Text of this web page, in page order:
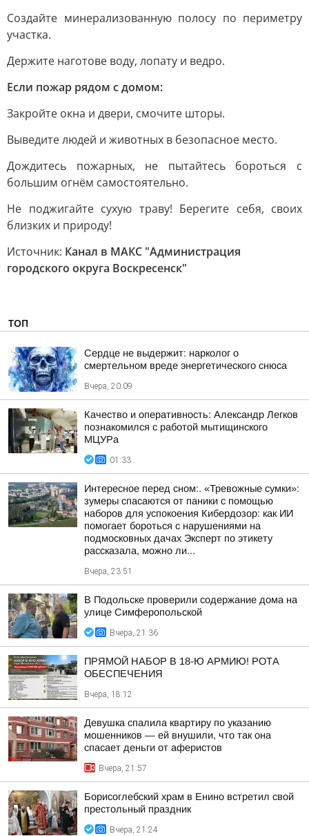
Создайте минерализованную полосу по периметру
участка.
Держите наготове воду, лопату и ведро.
Если пожар рядом с домом:
Закройте окна и двери, смочите шторы.
Выведите людей и животных в безопасное место.
Дождитесь пожарных, не пытайтесь бороться с
большим огнём самостоятельно.
Не поджигайте сухую траву! Берегите себя, своих
близких и природу!
Источник: Канал в МАКС "Администрация
городского округа Воскресенск"
ТОП
Сердце не выдержит: нарколог о
смертельном вреде энергетического снюса
Вчера, 20:09
Качество и оперативность: Александр Легков
познакомился с работой мытищинского
МЦУРа
01:33
Интересное перед сном:. «Тревожные сумки»:
зумеры спасаются от паники с помощью
наборов для успокоения Кибердозор: как ИИ
помогает бороться с нарушениями на
подмосковных дачах Эксперт по этикету
рассказала, можно ли...
Вчера, 23:51
В Подольске проверили содержание дома на
улице Симферопольской
Вчера, 21:36
ПРЯМОЙ НАБОР В 18-Ю АРМИЮ! РОТА
ОБЕСПЕЧЕНИЯ
Вчера, 18:12
Девушка спалила квартиру по указанию
мошенников — ей внушили, что так она
спасает деньги от аферистов
Вчера, 21:57
Борисоглебский храм в Енино встретил свой
престольный праздник
Вчера, 21:24